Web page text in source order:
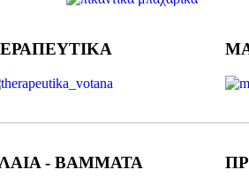
- ΒΑΜΜΑΤΑ